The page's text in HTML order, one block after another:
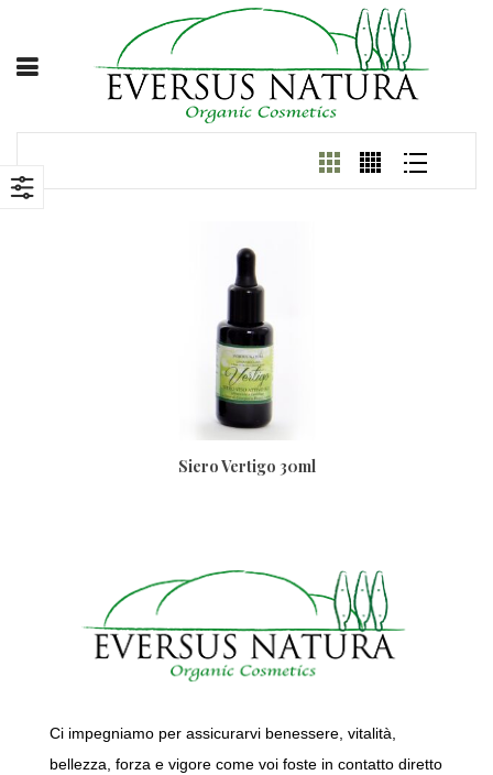
Siero Vertigo 30ml
Ci impegniamo per assicurarvi benessere, vitalità,
bellezza, forza e vigore come voi foste in contatto diretto